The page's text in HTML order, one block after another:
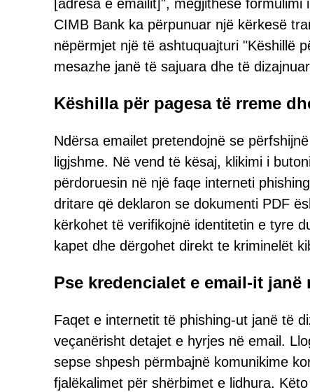
[adresa e emailit]", megjithëse
CIMB Bank ka përpunuar një kërkesë
nëpërmjet një të ashtuquajturi "Këshillë
mesazhe janë të sajuara dhe të
Këshilla për pagesa të rreme
Ndërsa emailet pretendojnë se
ligjshme. Në vend të kësaj, klikimi i
përdoruesin në një faqe interneti
dritare që deklaron se dokumenti PDF
kërkohet të verifikojnë identitetin e tyre
kapet dhe dërgohet direkt te kriminelët
Pse kredencialet e email-it
Faqet e internetit të phishing-ut janë të
veçanërisht detajet e hyrjes në email.
sepse shpesh përmbajnë komunikime
fjalëkalimet për shërbimet e lidhura.